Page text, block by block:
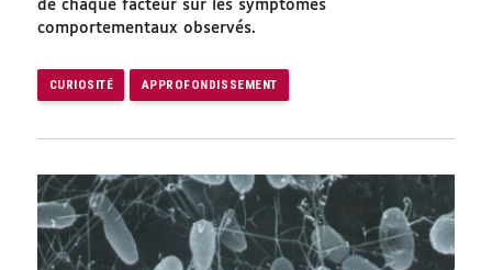
de chaque facteur sur les symptômes
comportementaux observés.
CURIOSITÉ APPROFONDISSEMENT